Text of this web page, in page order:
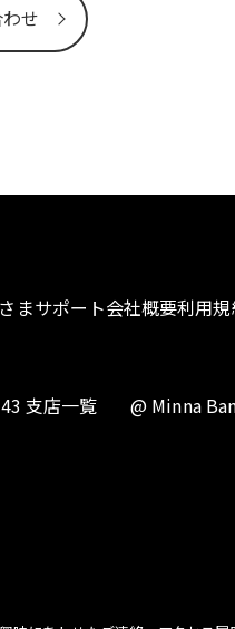
せ
まサポート会社概要利用
支店一覧 @ Minna